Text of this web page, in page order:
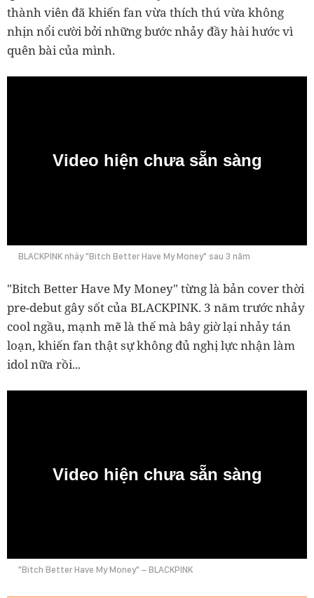
thành viên đã khiến fan vừa thích thú vừa không
nhịn nổi cười bởi những bước nhảy đầy hài hước vì
quên bài của mình.
Video hiện chưa sẵn sàng
BLACKPINK nhảy "Bitch Better Have My Money" sau 3 năm
"Bitch Better Have My Money" từng là bản cover thời
pre-debut gây sốt của BLACKPINK. 3 năm trước nhảy
cool ngầu, mạnh mẽ là thế mà bây giờ lại nhảy tán
loạn, khiến fan thật sự không đủ nghị lực nhận làm
idol nữa rồi...
Video hiện chưa sẵn sàng
"Bitch Better Have My Money" – BLACKPINK